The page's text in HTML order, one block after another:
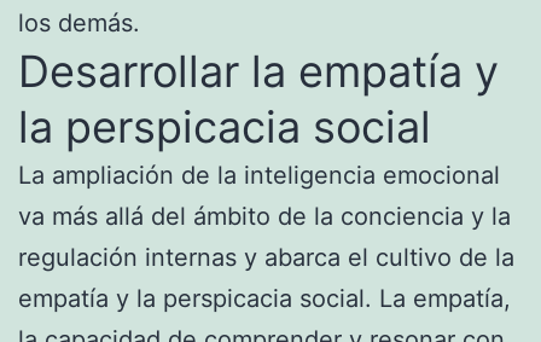
los demás.
Desarrollar la empatía y
la perspicacia social
La ampliación de la inteligencia emocional
va más allá del ámbito de la conciencia y la
regulación internas y abarca el cultivo de la
empatía y la perspicacia social. La empatía,